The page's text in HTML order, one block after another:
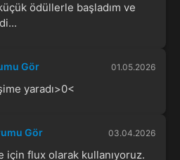
ödüllerle başladım ve
Gör 01.05.2026
yaradı>0<
Gör 03.04.2026
için flux olarak kullanıyoruz.